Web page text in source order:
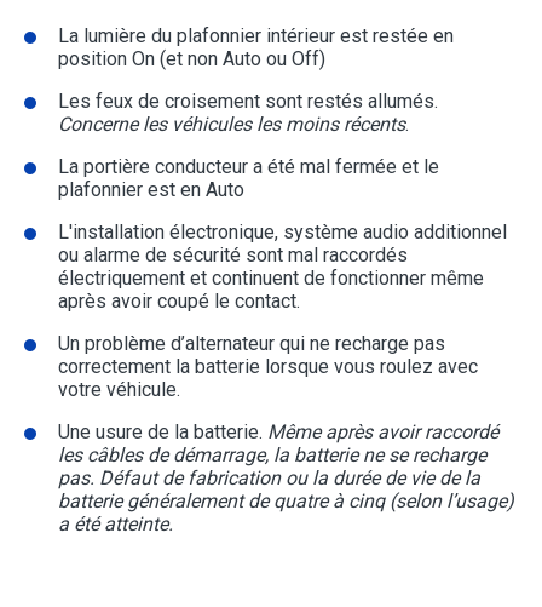
La lumière du plafonnier intérieur est restée en
position On (et non Auto ou Off)
Les feux de croisement sont restés allumés.
Concerne les véhicules les moins récents.
La portière conducteur a été mal fermée et le
plafonnier est en Auto
L'installation électronique, système audio additionnel
ou alarme de sécurité sont mal raccordés
électriquement et continuent de fonctionner même
après avoir coupé le contact.
Un problème d’alternateur qui ne recharge pas
correctement la batterie lorsque vous roulez avec
votre véhicule.
Une usure de la batterie. Même après avoir raccordé
les câbles de démarrage, la batterie ne se recharge
pas. Défaut de fabrication ou la durée de vie de la
batterie généralement de quatre à cinq (selon l’usage)
a été atteinte.